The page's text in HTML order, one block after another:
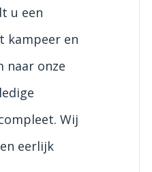
u een
kampeer en
naar onze
Wij
eerlijk